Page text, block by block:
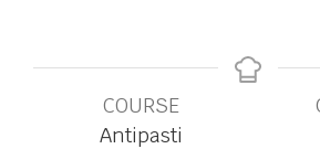
COURSE
Antipasti